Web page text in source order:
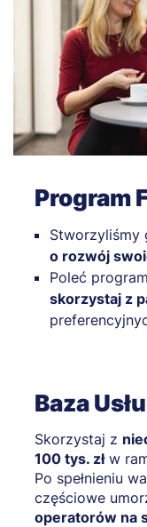
Program
Stworzyliśmy
o rozwój
Poleć
skorzystaj z
Baza
Skorzystaj z
100 tys. złw
Po spełnieniu
częściowe
operatorów na